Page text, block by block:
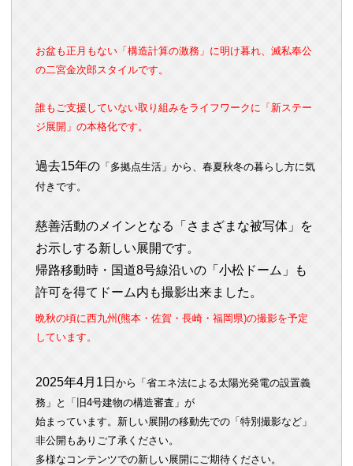
お盆も正月もない「構造計算の激務」に明け暮れ、滅私奉公
の二宮金次郎スタイルです。
誰もご支援していない取り組みをライフワークに 「新ステー
ジ展開」の本格化です。
過去15年の 「多拠点生活」から、春夏秋冬の暮らし方に気
付きです。
慈善活動のメインとなる
「さまざまな被写体」を
お示しする新しい展開です。
帰路移動時・国道8号線沿いの「小松ドーム」も
許可を得てドーム内も撮影出来ました。
晩秋の頃に西九州(熊本・佐賀・長崎・福岡県)の撮影を予定
しています 。
2025年4月1日から「省エネ法による太陽光発電の設置義
務」と「旧4号建物の構造審査」が
始まっています。新しい展開の移動先での「特別撮影など」
非公開もありご了承ください。
多様なコンテンツでの新しい展開にご期待ください。